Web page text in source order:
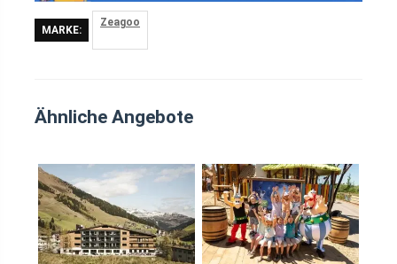
MARKE:
Zeagoo
Ähnliche Angebote